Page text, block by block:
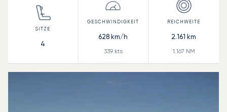
4
628 km/h
339kts
2.161 km
1.167 NM